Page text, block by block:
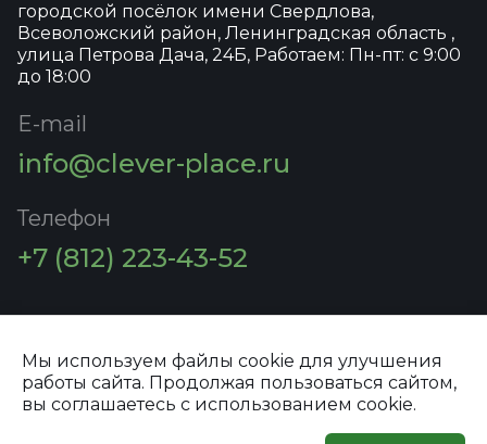
городской посёлок имени Свердлова,
Всеволожский район, Ленинградская область ,
улица Петрова Дача, 24Б, Работаем: Пн-пт: с 9:00
до 18:00
E-mail
info@clever-place.ru
Телефон
+7 (812) 223-43-52
Политика конфиденциальности
Мы используем файлы cookie для улучшения
работы сайта. Продолжая пользоваться сайтом,
вы соглашаетесь с использованием cookie.